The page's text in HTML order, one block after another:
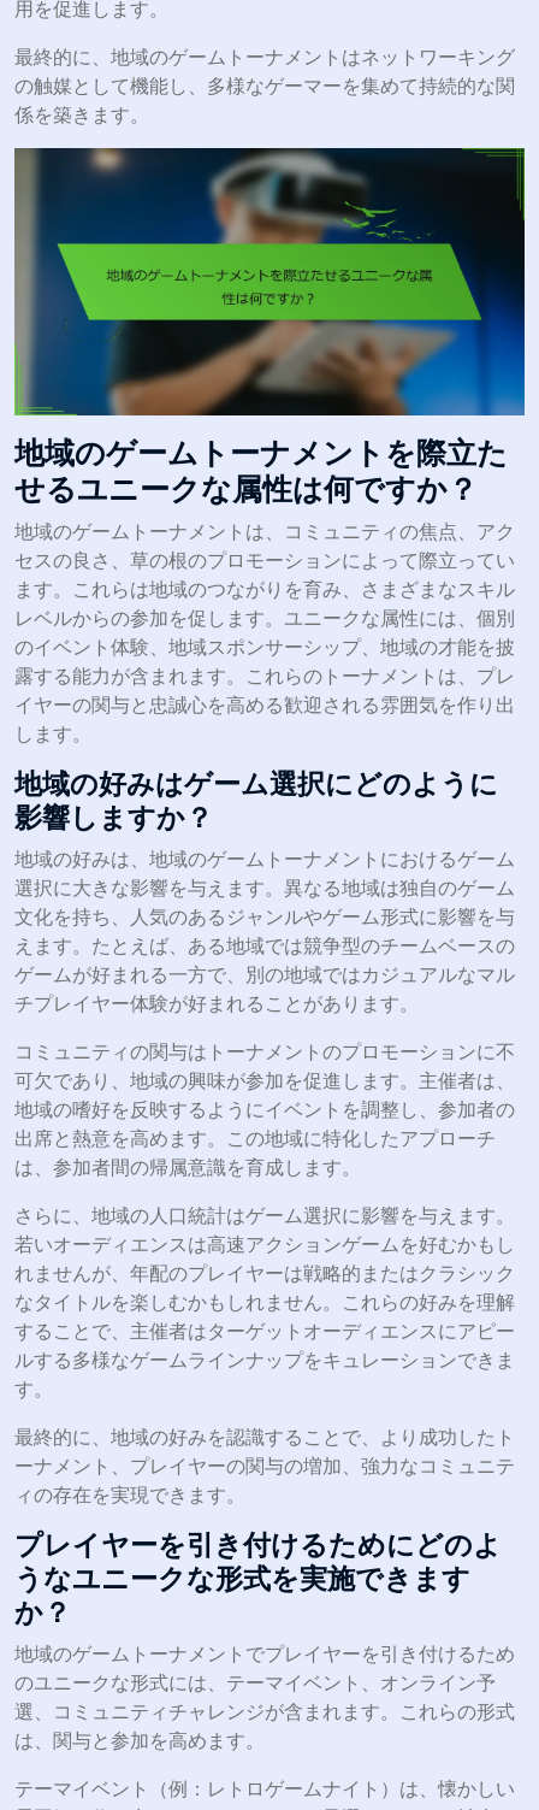
用を促進します。
最終的に、地域のゲームトーナメントはネットワーキング
の触媒として機能し、多様なゲーマーを集めて持続的な関
係を築きます。
地域のゲームトーナメントを際立た
せるユニークな属性は何ですか？
地域のゲームトーナメントは、コミュニティの焦点、アク
セスの良さ、草の根のプロモーションによって際立ってい
ます。これらは地域のつながりを育み、さまざまなスキル
レベルからの参加を促します。ユニークな属性には、個別
のイベント体験、地域スポンサーシップ、地域の才能を披
露する能力が含まれます。これらのトーナメントは、プレ
イヤーの関与と忠誠心を高める歓迎される雰囲気を作り出
します。
地域の好みはゲーム選択にどのように
影響しますか？
地域の好みは、地域のゲームトーナメントにおけるゲーム
選択に大きな影響を与えます。異なる地域は独自のゲーム
文化を持ち、人気のあるジャンルやゲーム形式に影響を与
えます。たとえば、ある地域では競争型のチームベースの
ゲームが好まれる一方で、別の地域ではカジュアルなマル
チプレイヤー体験が好まれることがあります。
コミュニティの関与はトーナメントのプロモーションに不
可欠であり、地域の興味が参加を促進します。主催者は、
地域の嗜好を反映するようにイベントを調整し、参加者の
出席と熱意を高めます。この地域に特化したアプローチ
は、参加者間の帰属意識を育成します。
さらに、地域の人口統計はゲーム選択に影響を与えます。
若いオーディエンスは高速アクションゲームを好むかもし
れませんが、年配のプレイヤーは戦略的またはクラシック
なタイトルを楽しむかもしれません。これらの好みを理解
することで、主催者はターゲットオーディエンスにアピー
ルする多様なゲームラインナップをキュレーションできま
す。
最終的に、地域の好みを認識することで、より成功したト
ーナメント、プレイヤーの関与の増加、強力なコミュニテ
ィの存在を実現できます。
プレイヤーを引き付けるためにどのよ
うなユニークな形式を実施できます
か？
地域のゲームトーナメントでプレイヤーを引き付けるため
のユニークな形式には、テーマイベント、オンライン予
選、コミュニティチャレンジが含まれます。これらの形式
は、関与と参加を高めます。
テーマイベント（例：レトロゲームナイト）は、懐かしい